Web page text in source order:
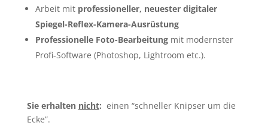
Arbeit mit professioneller, neuester digitaler
Spiegel-Reflex-Kamera-Ausrüstung
Professionelle Foto-Bearbeitungmit modernster
Profi-Software (Photoshop, Lightroom etc.).
Sie erhalten nicht: einen “schneller Knipser um die
Ecke”.